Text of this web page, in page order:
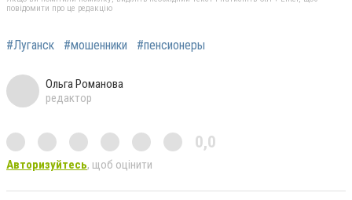
повідомити про це редакцію
#Луганск #мошенники #пенсионеры
Ольга Романова
редактор
0,0
Авторизуйтесь, щоб оцінити